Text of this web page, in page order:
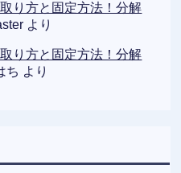
り方と固定方法！分解
より
り方と固定方法！分解
ち より